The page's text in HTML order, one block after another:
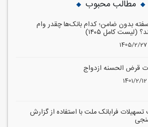
مطالب محبوب
سفته بدون ضامن؛ کدام بانک‌ها چقدر وام
(لیست کامل ۱۴۰۵)
قرض الحسنه ازدواج
تسهیلات فرابانک ملت با استفاده از گزارش